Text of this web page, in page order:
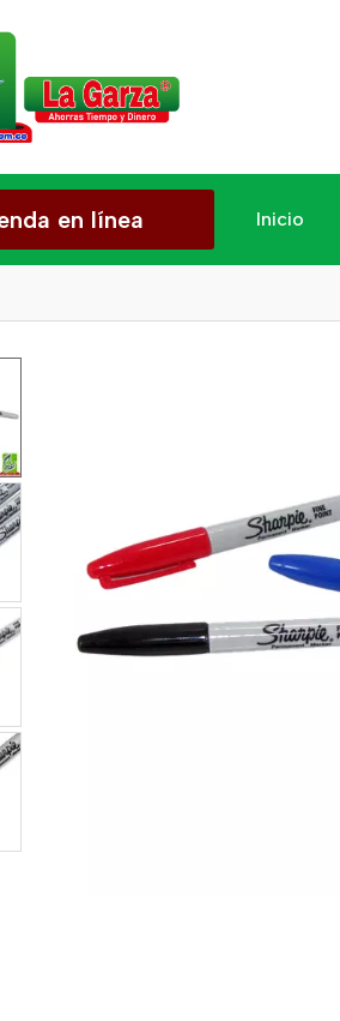
en línea Inicio